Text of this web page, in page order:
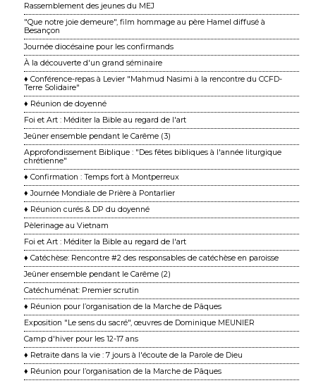
Rassemblement des jeunes du MEJ
"Que notre joie demeure", film hommage au père Hamel diffusé à
Besançon
Journée diocésaine pour les confirmands
À la découverte d'un grand séminaire
♦ Conférence-repas à Levier "Mahmud Nasimi à la rencontre du CCFD-
Terre Solidaire"
♦ Réunion de doyenné
Foi et Art : Méditer la Bible au regard de l'art
Jeûner ensemble pendant le Carême (3)
Approfondissement Biblique : "Des fêtes bibliques à l'année liturgique
chrétienne"
♦ Confirmation : Temps fort à Montperreux
♦ Journée Mondiale de Prière à Pontarlier
♦ Réunion curés & DP du doyenné
Pèlerinage au Vietnam
Foi et Art : Méditer la Bible au regard de l'art
♦ Catéchèse: Rencontre #2 des responsables de catéchèse en paroisse
Jeûner ensemble pendant le Carême (2)
Catéchuménat: Premier scrutin
♦ Réunion pour l’organisation de la Marche de Pâques
Exposition "Le sens du sacré", œuvres de Dominique MEUNIER
Camp d'hiver pour les 12-17 ans
♦ Retraite dans la vie : 7 jours à l'écoute de la Parole de Dieu
♦ Réunion pour l’organisation de la Marche de Pâques